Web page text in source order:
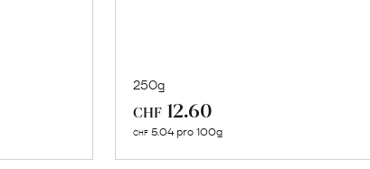
250g
CHF 12.60
CHF 5.04 pro 100g